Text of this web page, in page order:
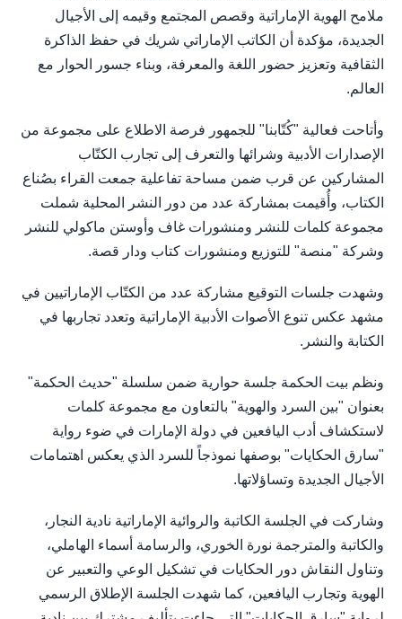
ملامح الهوية الإماراتية وقصص المجتمع وقيمه إلى الأجيال
الجديدة، مؤكدة أن الكاتب الإماراتي شريك في حفظ الذاكرة
الثقافية وتعزيز حضور اللغة والمعرفة، وبناء جسور الحوار مع
العالم.
وأتاحت فعالية "كُتّابنا" للجمهور فرصة الاطلاع على مجموعة من
الإصدارات الأدبية وشرائها والتعرف إلى تجارب الكتّاب
المشاركين عن قرب ضمن مساحة تفاعلية جمعت القراء بصُناع
الكتاب، وأُقيمت بمشاركة عدد من دور النشر المحلية شملت
مجموعة كلمات للنشر ومنشورات غاف وأوستن ماكولي للنشر
وشركة "منصة" للتوزيع ومنشورات كتاب ودار قصة.
وشهدت جلسات التوقيع مشاركة عدد من الكتّاب الإماراتيين في
مشهد عكس تنوع الأصوات الأدبية الإماراتية وتعدد تجاربها في
الكتابة والنشر.
ونظم بيت الحكمة جلسة حوارية ضمن سلسلة "حديث الحكمة"
بعنوان "بين السرد والهوية" بالتعاون مع مجموعة كلمات
لاستكشاف أدب اليافعين في دولة الإمارات في ضوء رواية
"سارق الحكايات" بوصفها نموذجاً للسرد الذي يعكس اهتمامات
الأجيال الجديدة وتساؤلاتها.
وشاركت في الجلسة الكاتبة والروائية الإماراتية نادية النجار،
والكاتبة والمترجمة نورة الخوري، والرسامة أسماء الهاملي،
وتناول النقاش دور الحكايات في تشكيل الوعي والتعبير عن
الهوية وتجارب اليافعين، كما شهدت الجلسة الإطلاق الرسمي